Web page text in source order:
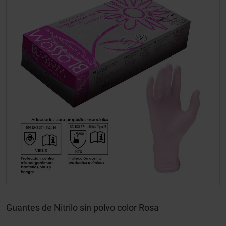
Guantes de Nitrilo sin polvo color Rosa